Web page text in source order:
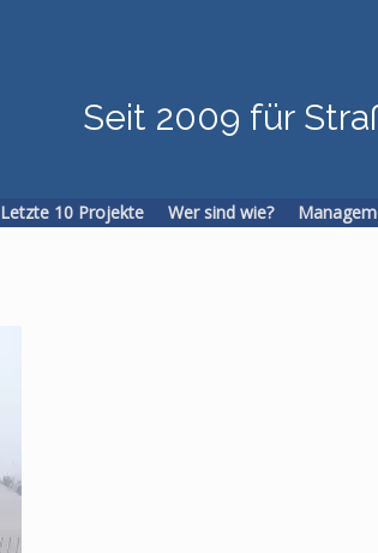
Seit 2009 für
Letzte 10 Projekte Wer sind wie?